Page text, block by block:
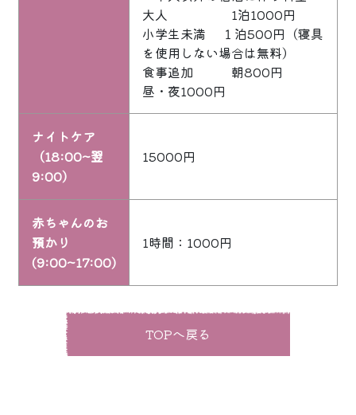
大人 1泊1000円
小学生未満 １泊500円（寝具
を使用しない場合は無料）
食事追加 朝800円
昼・夜1000円
ナイトケア
（18:00~翌
9:00）
15000円
赤ちゃんのお
預かり
(9:00~17:00)
1時間：1000円
TOPへ戻る